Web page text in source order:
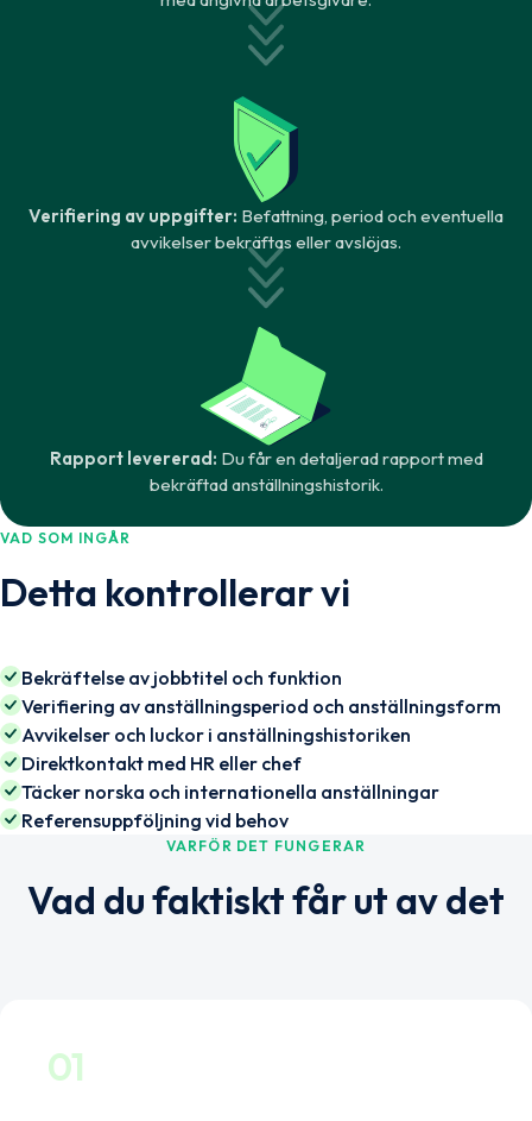
Verifiering av uppgifter: Befattning, period och eventuella
avvikelser bekräftas eller avslöjas.
Rapport levererad: Du får en detaljerad rapport med
bekräftad anställningshistorik.
VAD SOM INGÅR
Detta kontrollerar vi
Bekräftelse av jobbtitel och funktion
Verifiering av anställningsperiod och anställningsform
Avvikelser och luckor i anställningshistoriken
Direktkontakt med HR eller chef
Täcker norska och internationella anställningar
Referensuppföljning vid behov
VARFÖR DET FUNGERAR
Vad du faktiskt får ut av det
01